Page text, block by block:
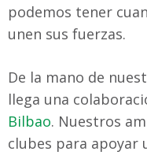
podemos tener
unen sus fuerzas.
De la mano de
llega una
Bilbao. Nuestros
clubes para apoyar